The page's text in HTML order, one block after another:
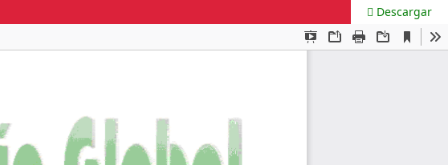
Descargar